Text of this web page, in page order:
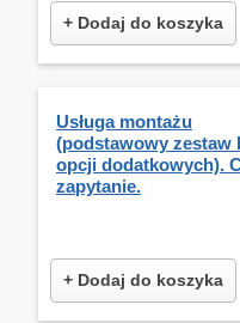
+ Dodaj do koszyka
Usługa montażu
(podstawowy zestaw
opcji dodatkowych).
zapytanie.
+ Dodaj do koszyka